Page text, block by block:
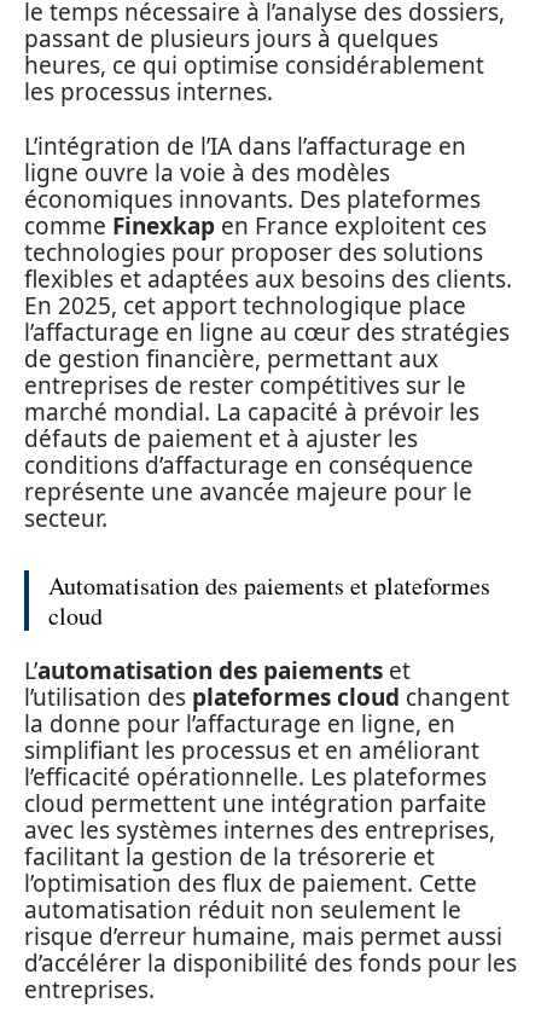
le temps nécessaire à l’analyse des dossiers,
passant de plusieurs jours à quelques
heures, ce qui optimise considérablement
les processus internes.
L’intégration de l’IA dans l’affacturage en
ligne ouvre la voie à des modèles
économiques innovants. Des plateformes
comme Finexkap en France exploitent ces
technologies pour proposer des solutions
flexibles et adaptées aux besoins des clients.
En 2025, cet apport technologique place
l’affacturage en ligne au cœur des stratégies
de gestion financière, permettant aux
entreprises de rester compétitives sur le
marché mondial. La capacité à prévoir les
défauts de paiement et à ajuster les
conditions d’affacturage en conséquence
représente une avancée majeure pour le
secteur.
Automatisation des paiements et plateformes
cloud
L’automatisation des paiements et
l’utilisation des plateformes cloud changent
la donne pour l’affacturage en ligne, en
simplifiant les processus et en améliorant
l’efficacité opérationnelle. Les plateformes
cloud permettent une intégration parfaite
avec les systèmes internes des entreprises,
facilitant la gestion de la trésorerie et
l’optimisation des flux de paiement. Cette
automatisation réduit non seulement le
risque d’erreur humaine, mais permet aussi
d’accélérer la disponibilité des fonds pour les
entreprises.